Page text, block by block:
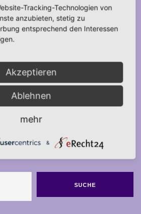
SUCHE
Tracking-Technologien von
anzubieten, stetig zu
entsprechend den Interessen
Akzeptieren
Ablehnen
mehr
&